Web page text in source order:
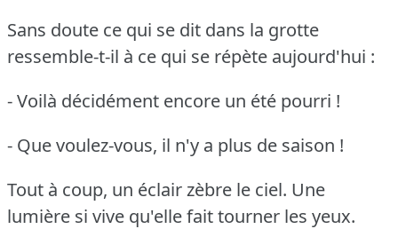
Sans doute ce qui se dit dans la grotte
ressemble-t-il à ce qui se répète aujourd'hui :
- Voilà décidément encore un été pourri !
- Que voulez-vous, il n'y a plus de saison !
Tout à coup, un éclair zèbre le ciel. Une
lumière si vive qu'elle fait tourner les yeux.